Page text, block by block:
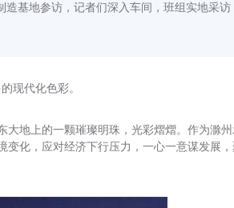
基地参访，记者们深入车间，班组实地采
现代化色彩。
地上的一颗璀璨明珠，光彩熠熠。作为滁
化，应对经济下行压力，一心一意谋发展